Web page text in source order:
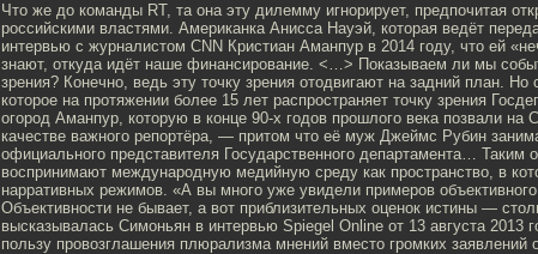
Что же до команды RT, та она эту дилемму игнорирует, предпочитая
российскими властями. Американка Анисса Науэй, которая ведёт
интервью с журналистом CNN Кристиан Аманпур в 2014 году, что ей
знают, откуда идёт наше финансирование. <…> Показываем ли мы
зрения? Конечно, ведь эту точку зрения отодвигают на задний план.
которое на протяжении более 15 лет распространяет точку зрения
огород Аманпур, которую в конце 90-х годов прошлого века позвали на
качестве важного репортёра, — притом что её муж Джеймс Рубин
официального представителя Государственного департамента… Таким
воспринимают международную медийную среду как пространство, в
нарративных режимов. «А вы много уже увидели примеров
Объективности не бывает, а вот приблизительных оценок истины —
высказывалась Симоньян в интервью Spiegel Online от 13 августа 2013
пользу провозглашения плюрализма мнений вместо громких заявлений